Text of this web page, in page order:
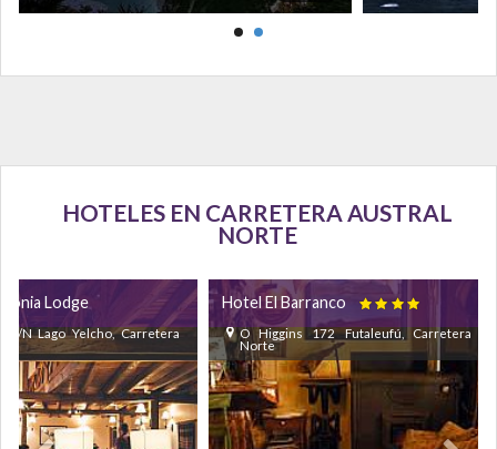
HOTELES EN CARRETERA AUSTRAL
NORTE
Lodge
S/N Lago Yelcho, Carretera
Hotel El Barranco 
O Higgins 172 Futaleufú, Carretera
Norte